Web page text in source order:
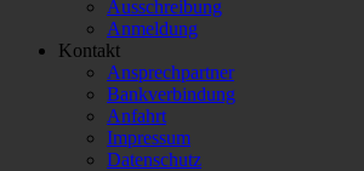
Ausschreibung
Anmeldung
Kontakt
Ansprechpartner
Bankverbindung
Anfahrt
Impressum
Datenschutz